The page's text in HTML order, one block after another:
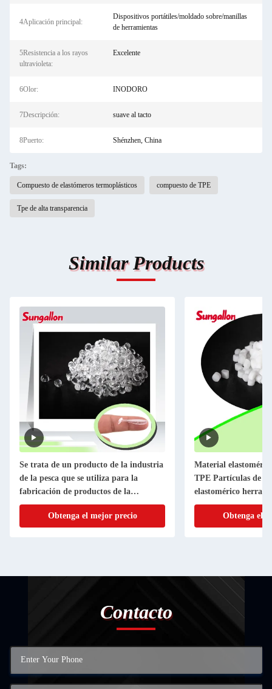
4Aplicación principal:
Dispositivos portátiles/moldado sobre/manillas
de herramientas
5Resistencia a los rayos
ultravioleta:
Excelente
6Olor: INODORO
7Descripción: suave al tacto
8Puerto: Shénzhen, China
Tags:
Compuesto de elastómeros termoplásticos compuesto de TPE
Tpe de alta transparencia
Similar Products
Se trata de un producto de la industria
de la pesca que se utiliza para la
fabricación de productos de la
industria de la pesca.
Obtenga el mejor precio
Material
TPE Partículas de
elastomérico
material
Obtenga el
Contacto